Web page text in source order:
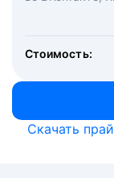
Стоимость:
Скачать